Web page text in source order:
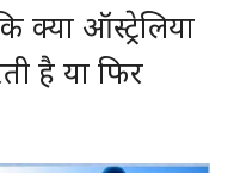
क्या ऑस्ट्रेलिया
है या फिर